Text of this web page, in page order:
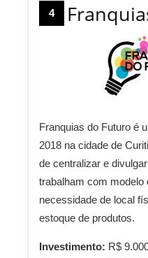
4
Franquias do Futuro é
2018 na cidade de
de centralizar e
trabalham com modelo
necessidade de local
estoque de produtos.
Investimento: R$